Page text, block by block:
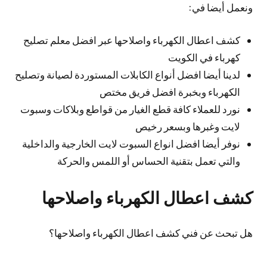
ونعمل أيضا في:
كشف اعطال الكهرباء واصلاحها عبر افضل معلم تصليح
كهرباء في الكويت
لدينا أيضا افضل أنواع الكابلات المستوردة لصيانة وتصليح
الكهرباء وبخبرة افضل فريق مختص
نورد للعملاء كافة قطع الغيار من قواطع وبلاكات وسبوت
لايت وغبرها وبسعر رخيص
نوفر أيضا افضل انواع السبوت لايت الخارجية والداخلية
والتي تعمل بتقنية الحساس أو اللمس والحركة
كشف اعطال الكهرباء واصلاحها
هل تبحث عن فني كشف اعطال الكهرباء واصلاحها؟